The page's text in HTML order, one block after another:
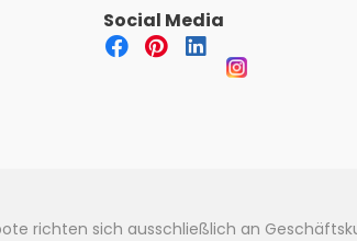
Social Media
richten sich ausschließlich an